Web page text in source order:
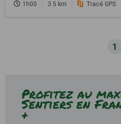
1h00 3.5 km Tracé GPS
1
Profitez au
Sentiers en
+